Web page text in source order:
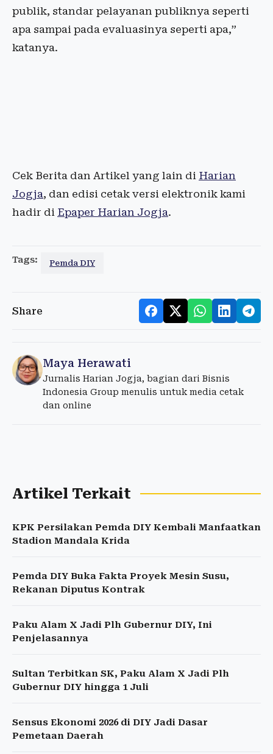
publik, standar pelayanan publiknya seperti
apa sampai pada evaluasinya seperti apa,”
katanya.
Cek Berita dan Artikel yang lain di Harian
Jogja, dan edisi cetak versi elektronik kami
hadir di Epaper Harian Jogja.
Tags: Pemda DIY
Share
Maya Herawati
Jurnalis Harian Jogja, bagian dari Bisnis
Indonesia Group menulis untuk media cetak
dan online
Artikel Terkait
KPK Persilakan Pemda DIY Kembali Manfaatkan
Stadion Mandala Krida
Pemda DIY Buka Fakta Proyek Mesin Susu,
Rekanan Diputus Kontrak
Paku Alam X Jadi Plh Gubernur DIY, Ini
Penjelasannya
Sultan Terbitkan SK, Paku Alam X Jadi Plh
Gubernur DIY hingga 1 Juli
Sensus Ekonomi 2026 di DIY Jadi Dasar
Pemetaan Daerah